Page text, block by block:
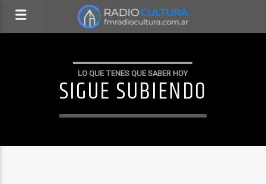
LO QUE TENES QUE SABER HOY
SIGUE SUBIENDO